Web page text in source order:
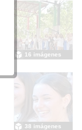
16 imágenes
38 imágenes